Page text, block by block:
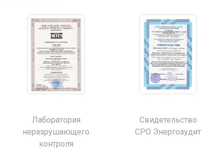
Лаборатория
неразрушающего
контроля
Свидетельство
СРО Энергоаудит